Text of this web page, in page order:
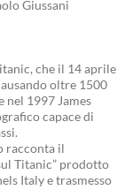
Giussani
che il 14 aprile
oltre 1500
nel 1997 James
capace di
racconta il
Titanic” prodotto
Italy e trasmesso